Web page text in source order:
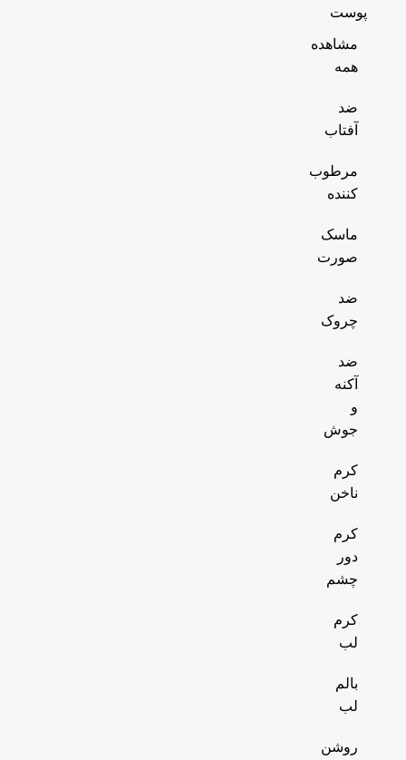
پوست
مشاهده
همه
ضد
آفتاب
مرطوب
کننده
ماسک
صورت
ضد
چروک
ضد
آکنه
و
جوش
کرم
ناخن
کرم
دور
چشم
کرم
لب
بالم
لب
روشن